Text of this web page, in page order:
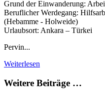
Grund der Einwanderung:
Beruflicher Werdegang:
(Hebamme - Holweide)
Urlaubsort: Ankara – Türkei
Pervin...
Weiterlesen
Weitere Beiträge …